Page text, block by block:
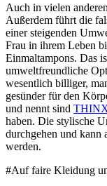
Auch in vielen
Außerdem führt die
einer steigenden
Frau in ihrem Leben
Einmaltampons. Das
umweltfreundliche
wesentlich billiger,
gesünder für den
und nennt sind
haben. Die stylische
durchgehen und kann
werden.
#Auf faire Kleidung